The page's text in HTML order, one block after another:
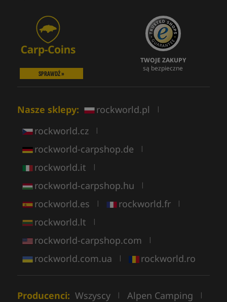
SPRAWDŹ »
TWOJE ZAKUPY
są bezpieczne
Nasze sklepy: rockworld.pl |
rockworld.cz |
rockworld-carpshop.de |
rockworld.it |
rockworld-carpshop.hu |
rockworld.es | rockworld.fr |
rockworld.lt |
rockworld-carpshop.com |
rockworld.com.ua | rockworld.ro
Producenci: Wszyscy | Alpen Camping |